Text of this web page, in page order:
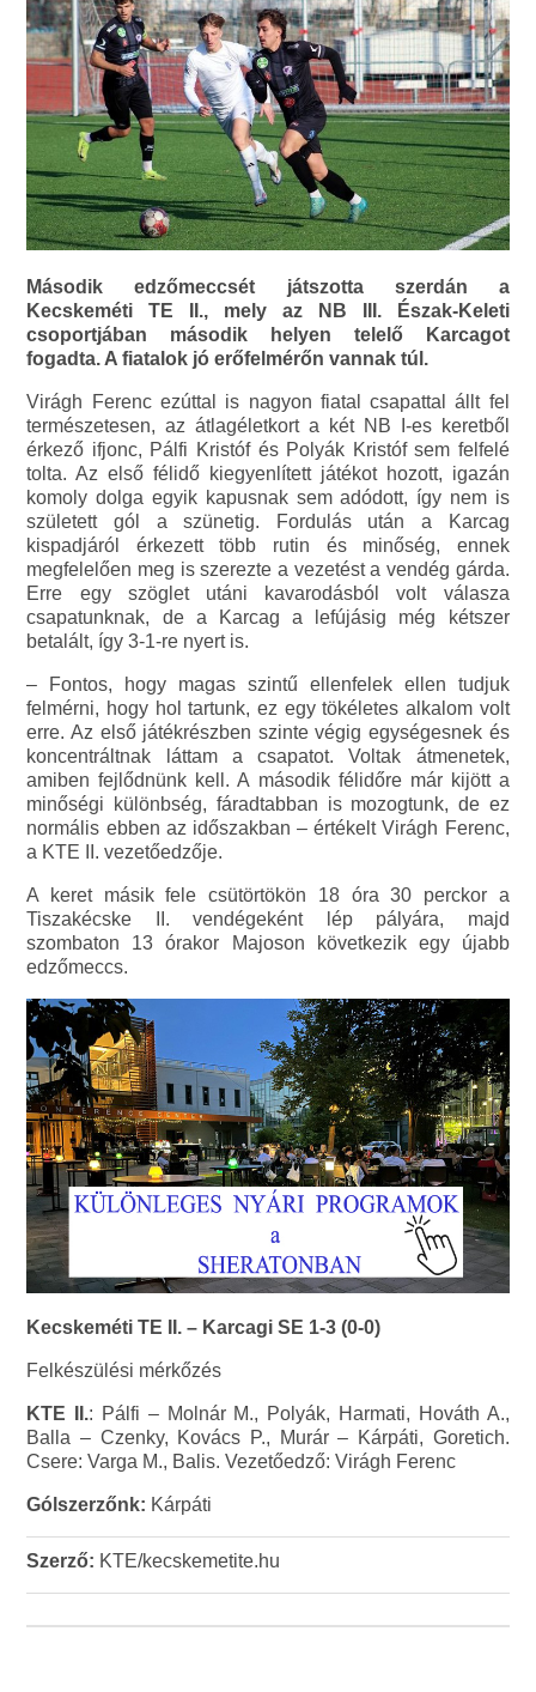
Második edzőmeccsét játszotta szerdán a
Kecskeméti TE II., mely az NB III. Észak-Keleti
csoportjában második helyen telelő Karcagot
fogadta. A fiatalok jó erőfelmérőn vannak túl.
Virágh Ferenc ezúttal is nagyon fiatal csapattal állt fel
természetesen, az átlagéletkort a két NB I-es keretből
érkező ifjonc, Pálfi Kristóf és Polyák Kristóf sem felfelé
tolta. Az első félidő kiegyenlített játékot hozott, igazán
komoly dolga egyik kapusnak sem adódott, így nem is
született gól a szünetig. Fordulás után a Karcag
kispadjáról érkezett több rutin és minőség, ennek
megfelelően meg is szerezte a vezetést a vendég gárda.
Erre egy szöglet utáni kavarodásból volt válasza
csapatunknak, de a Karcag a lefújásig még kétszer
betalált, így 3-1-re nyert is.
– Fontos, hogy magas szintű ellenfelek ellen tudjuk
felmérni, hogy hol tartunk, ez egy tökéletes alkalom volt
erre. Az első játékrészben szinte végig egységesnek és
koncentráltnak láttam a csapatot. Voltak átmenetek,
amiben fejlődnünk kell. A második félidőre már kijött a
minőségi különbség, fáradtabban is mozogtunk, de ez
normális ebben az időszakban – értékelt Virágh Ferenc,
a KTE II. vezetőedzője.
A keret másik fele csütörtökön 18 óra 30 perckor a
Tiszakécske II. vendégeként lép pályára, majd
szombaton 13 órakor Majoson következik egy újabb
edzőmeccs.
Kecskeméti TE II. – Karcagi SE 1-3 (0-0)
Felkészülési mérkőzés
KTE II.: Pálfi – Molnár M., Polyák, Harmati, Hováth A.,
Balla – Czenky, Kovács P., Murár – Kárpáti, Goretich.
Csere: Varga M., Balis. Vezetőedző: Virágh Ferenc
Gólszerzőnk: Kárpáti
Szerző: KTE/kecskemetite.hu